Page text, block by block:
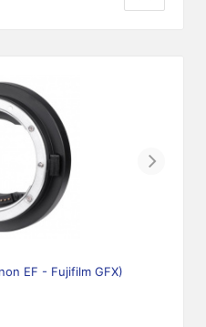
Next
EF - Fujifilm GFX)